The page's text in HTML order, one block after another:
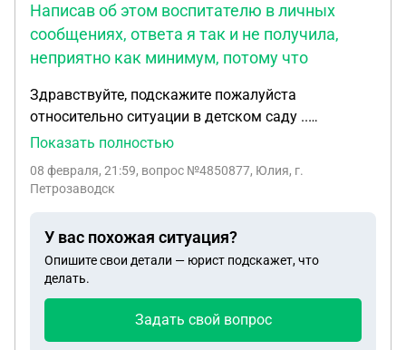
Написав об этом воспитателю в личных
сообщениях, ответа я так и не получила,
неприятно как минимум, потому что
Здравствуйте, подскажите пожалуйста
относительно ситуации в детском саду ..
Произошло несколько инцидентов в нашей
чего начать , возможно заявление на имя
такую фразу от нянечки одному из детей - плачь
плачь меньше поссышь) извините но так и было
сказано... Я сразу вызвала воспитателя и
спросила как часто они используют такие фразы
в отношении детей... Сейчас в эти дни стали
Показать полностью
08 февраля, 21:59, вопрос №4850877, Юлия, г.
Петрозаводск
У вас похожая ситуация?
Опишите свои детали — юрист подскажет, что
делать.
Задать свой вопрос